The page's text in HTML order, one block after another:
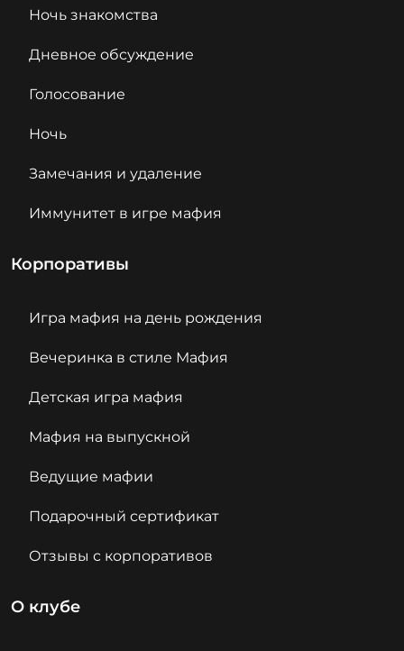
Ночь знакомства
Дневное обсуждение
Голосование
Ночь
Замечания и удаление
Иммунитет в игре мафия
Корпоративы
Игра мафия на день рождения
Вечеринка в стиле Мафия
Детская игра мафия
Мафия на выпускной
Ведущие мафии
Подарочный сертификат
Отзывы с корпоративов
О клубе